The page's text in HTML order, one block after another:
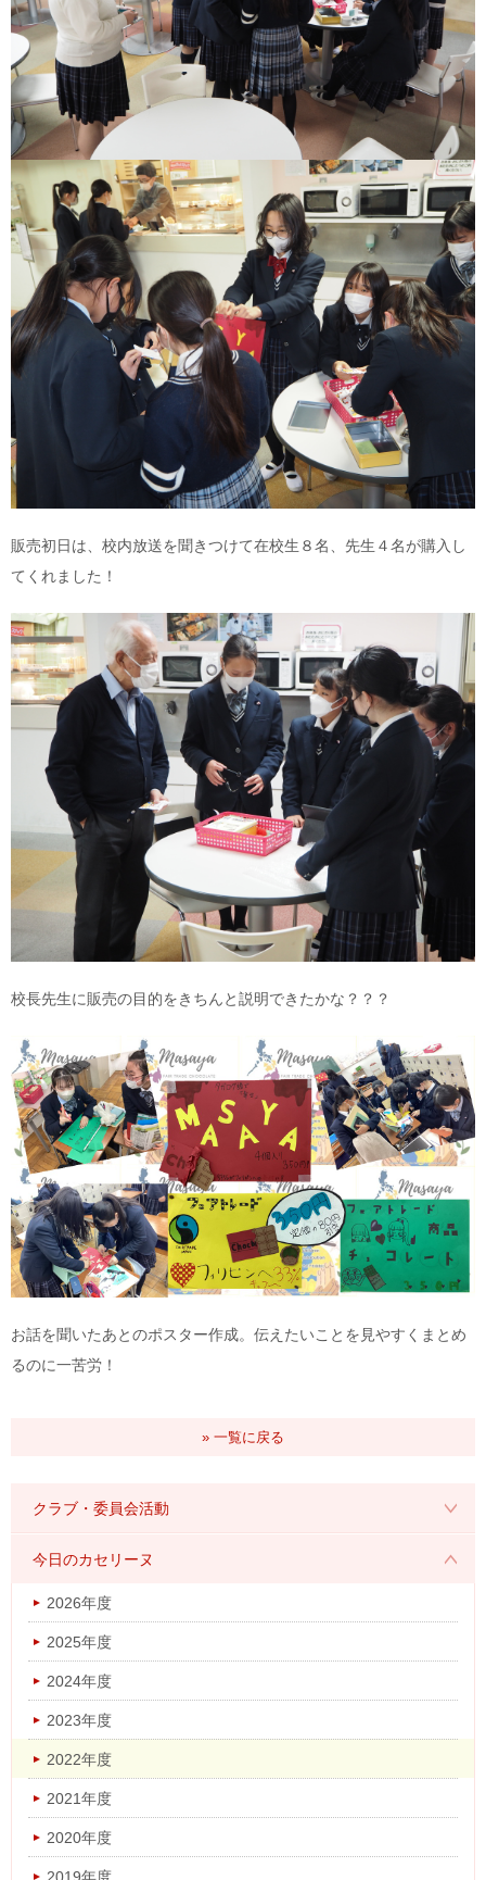
販売初日は、校内放送を聞きつけて在校生８名、先生４名が購入し
てくれました！
校長先生に販売の目的をきちんと説明できたかな？？？
お話を聞いたあとのポスター作成。伝えたいことを見やすくまとめ
るのに一苦労！
» 一覧に戻る
クラブ・委員会活動
2026年度
今日のカセリーヌ
2026年度
2025年度
2024年度
2023年度
2022年度
2021年度
2020年度
2019年度